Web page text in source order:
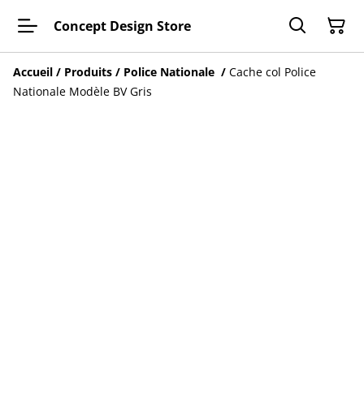
Concept Design Store
Accueil / Produits / Police Nationale / Cache col Police
Nationale Modèle BV Gris